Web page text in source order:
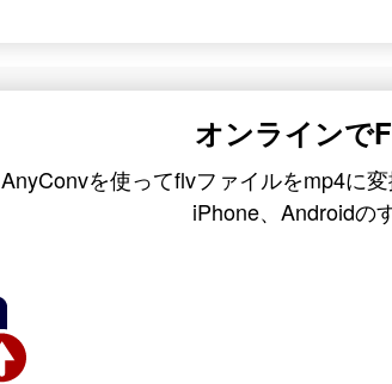
オンラインで
AnyConvを使ってflvファイルをmp4に
iPhone、Androidの